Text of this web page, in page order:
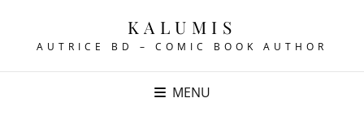
KALUMIS
AUTRICE BD – COMIC BOOK AUTHOR
MENU